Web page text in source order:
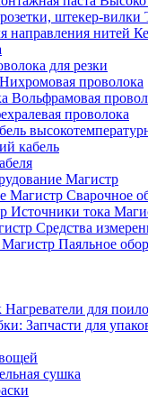
для резки
Нихромовая проволока
Вольфрамовая
проволока
кабель
Магистр
Сварочное
Источники тока
Средства
Паяльное
Нагреватели для
сушка